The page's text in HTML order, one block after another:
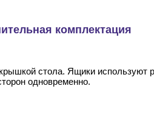
комплектация
стола. Ящики
одновременно.